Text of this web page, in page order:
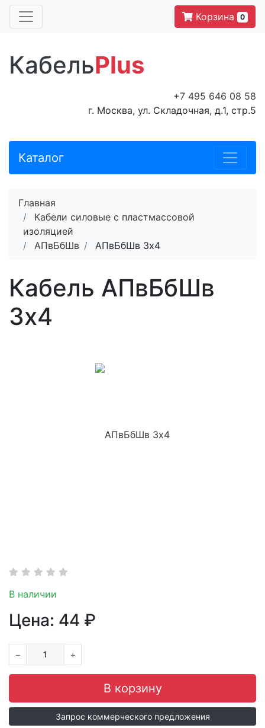
Корзина 0
КабельPlus
+7 495 646 08 58
г. Москва, ул. Складочная, д.1, стр.5
Каталог
Главная
Кабели силовые с пластмассовой
изоляцией
АПвБбШв
АПвБбШв 3x4
Кабель АПвБбШв
3x4
В наличии
Цена: 44 ₽
− +
Запрос коммерческого предложения